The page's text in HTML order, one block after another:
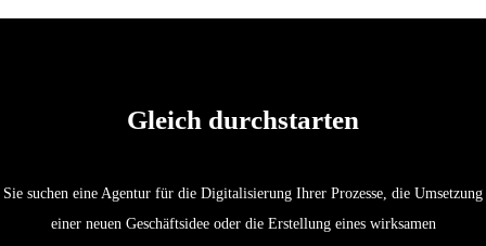
Gleich durchstarten
Sie suchen eine Agentur für die Digitalisierung Ihrer Prozesse, die Umsetzung
einer neuen Geschäftsidee oder die Erstellung eines wirksamen